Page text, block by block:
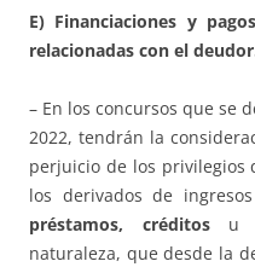
E) Financiaciones y
relacionadas con el
– En los concursos que se
2022, tendrán la
perjuicio de los privilegios
los derivados de
préstamos, créditosu
naturaleza, que desde la